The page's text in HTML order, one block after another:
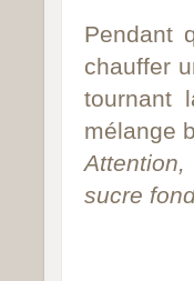
Pendant
chauffer
tournant
mélange
sucre